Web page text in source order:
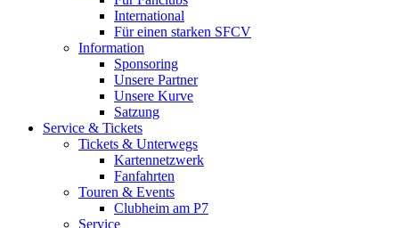
International
Für einen starken SFCV
Information
Sponsoring
Unsere Partner
Unsere Kurve
Satzung
Service & Tickets
Tickets & Unterwegs
Kartennetzwerk
Fanfahrten
Touren & Events
Clubheim am P7
Service